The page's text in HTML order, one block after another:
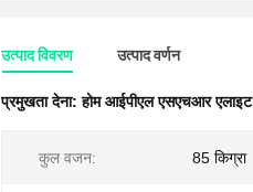
उत्पाद विवरण उत्पाद वर्णन
प्रमुखता देना:होम आईपीएल एसएचआर
कुल वजन: 85 किग्रा